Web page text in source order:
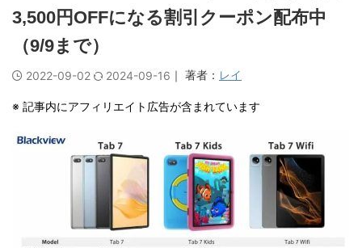
3,500円OFFになる割引クーポン配布中
（9/9まで）
2022-09-02 2024-09-16 ｜ 著者： レイ
※ 記事内にアフィリエイト広告が含まれています